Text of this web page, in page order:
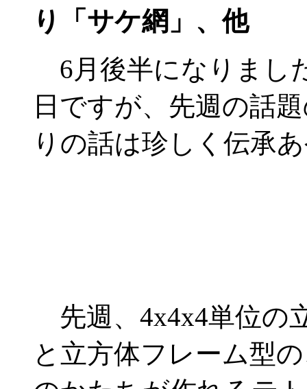
り「サケ網」、他
6月後半になりまし
日ですが、先週の話
りの話は珍しく伝承
先週、4x4x4単位の
と立方体フレーム型